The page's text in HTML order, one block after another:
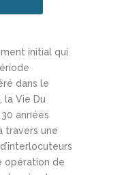
initial qui
dans le
la Vie Du
années
travers une
opération de